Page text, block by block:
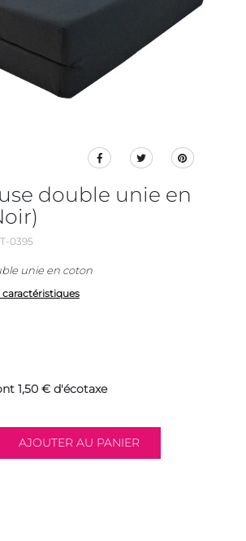
double unie en
0395
unie en coton
caractéristiques
1,50 € d'écotaxe